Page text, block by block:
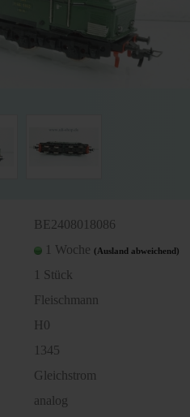
BE2408018086
1 Woche (Ausland abweichend)
1 Stück
Fleischmann
H0
1345
Gleichstrom
analog